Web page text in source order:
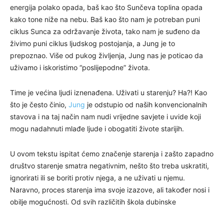
energija polako opada, baš kao što Sunčeva toplina opada
kako tone niže na nebu. Baš kao što nam je potreban puni
ciklus Sunca za održavanje života, tako nam je suđeno da
živimo puni ciklus ljudskog postojanja, a Jung je to
prepoznao. Više od pukog življenja, Jung nas je poticao da
uživamo i iskoristimo “poslijepodne” života.
Time je većina ljudi iznenađena. Uživati ​​u starenju? Ha?! Kao
što je često činio, Jung je odstupio od naših konvencionalnih
stavova i na taj način nam nudi vrijedne savjete i uvide koji
mogu nadahnuti mlađe ljude i obogatiti živote starijih.
U ovom tekstu ispitat ćemo značenje starenja i zašto zapadno
društvo starenje smatra negativnim, nešto što treba uskratiti,
ignorirati ili se boriti protiv njega, a ne uživati ​​u njemu.
Naravno, proces starenja ima svoje izazove, ali također nosi i
obilje mogućnosti. Od svih različitih škola dubinske